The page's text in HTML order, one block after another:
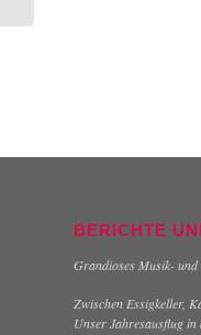
BERICHTE
Grandioses Musik- und
Zwischen Essigkeller,
Unser Jahresausflug in